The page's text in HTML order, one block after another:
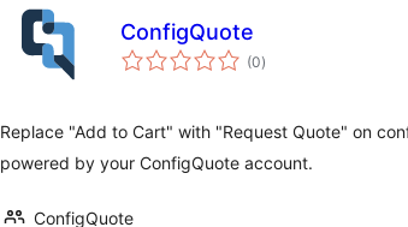
ConfigQuote
(0totale
vurderinger
)
Replace "Add to Cart" with "Request Quote" on
powered by your ConfigQuote account.
ConfigQuote